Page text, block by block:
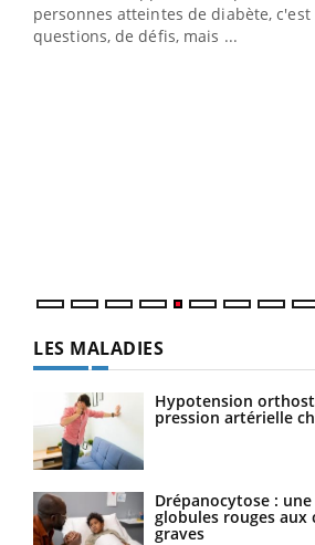
personnes atteintes de diabète,
questions, de défis, mais ...
LES MALADIES
Hypotension
pression artérielle
Drépanocytose :
globules rouges aux
graves